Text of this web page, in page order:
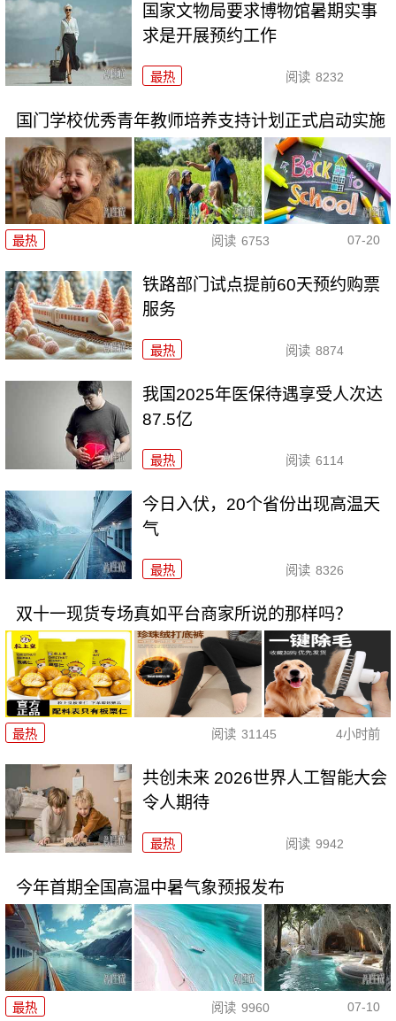
国家文物局要求博物馆暑期实事
求是开展预约工作
最热 阅读 8232
国门学校优秀青年教师培养支持计划正式启动实施
最热 阅读 6753 07-20
铁路部门试点提前60天预约购票
服务
最热 阅读 8874
我国2025年医保待遇享受人次达
87.5亿
最热 阅读 6114
今日入伏，20个省份出现高温天
气
最热 阅读 8326
双十一现货专场真如平台商家所说的那样吗？
最热 阅读 31145 4小时前
共创未来 2026世界人工智能大会
令人期待
最热 阅读 9942
今年首期全国高温中暑气象预报发布
最热 阅读 9960 07-10